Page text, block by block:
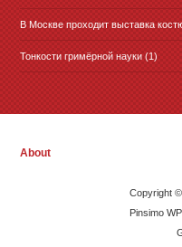
В Москве проходит выставка
Тонкости гримёрной науки (1)
About
Copyright
Pinsimo